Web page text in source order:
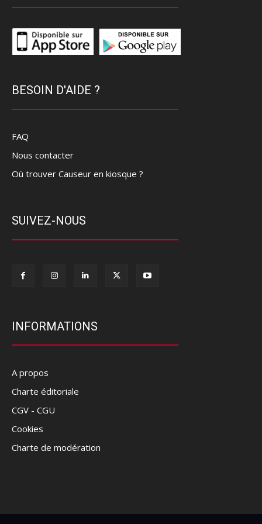
BESOIN D'AIDE ?
FAQ
Nous contacter
Où trouver Causeur en kiosque ?
SUIVEZ-NOUS
INFORMATIONS
A propos
Charte éditoriale
CGV - CGU
Cookies
Charte de modération